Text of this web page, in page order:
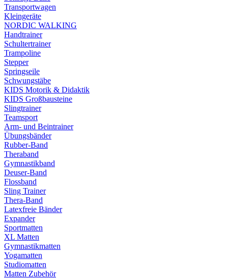
Transportwagen
Kleingeräte
NORDIC WALKING
Handtrainer
Schultertrainer
Trampoline
Stepper
Springseile
Schwungstäbe
KIDS Motorik & Didaktik
KIDS Großbausteine
Slingtrainer
Teamsport
Arm- und Beintrainer
Übungsbänder
Rubber-Band
Theraband
Gymnastikband
Deuser-Band
Flossband
Sling Trainer
Thera-Band
Latexfreie Bänder
Expander
Sportmatten
XL Matten
Gymnastikmatten
Yogamatten
Studiomatten
Matten Zubehör